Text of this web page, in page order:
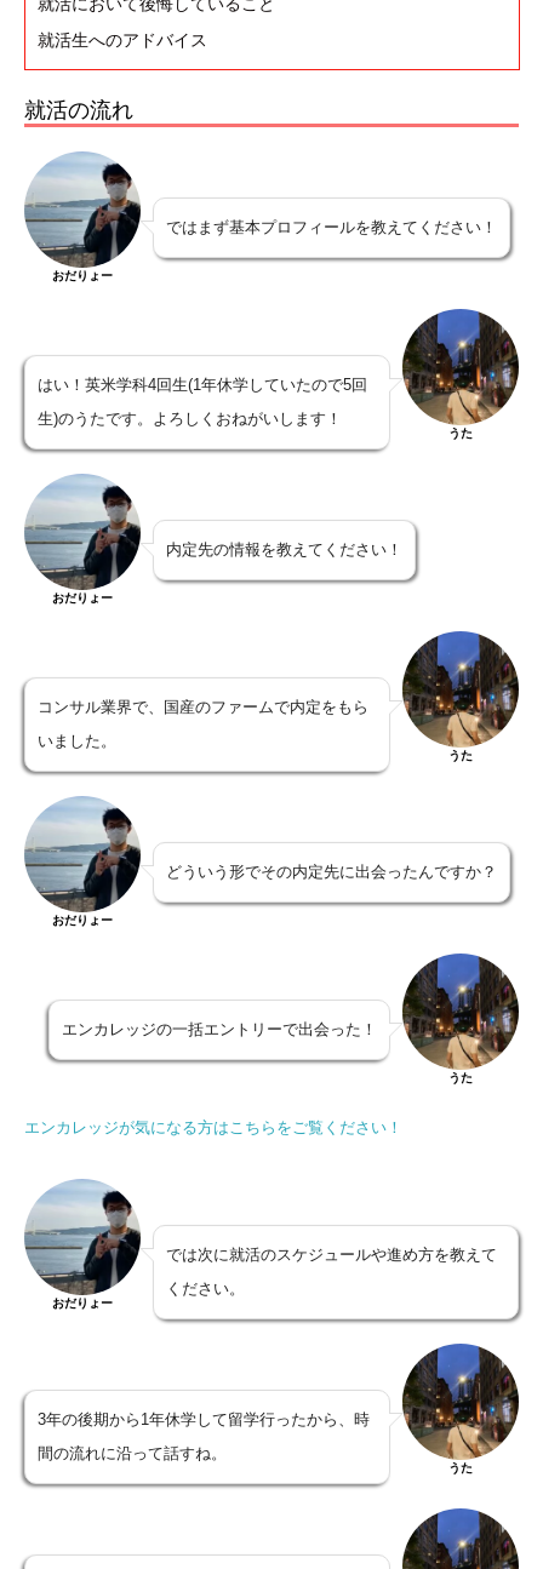
就活生へのアドバイス
就活の流れ
おだりょー
ではまず基本プロフィールを教えてください！
はい！英米学科4回生(1年休学していたので5回
生)のうたです。よろしくおねがいします！
うた
おだりょー
内定先の情報を教えてください！
コンサル業界で、国産のファームで内定をもら
いました。
うた
おだりょー
どういう形でその内定先に出会ったんですか？
エンカレッジの一括エントリーで出会った！
うた
エンカレッジが気になる方はこちらをご覧ください！
おだりょー
では次に就活のスケジュールや進め方を教えて
ください。
3年の後期から1年休学して留学行ったから、時
間の流れに沿って話すね。
うた